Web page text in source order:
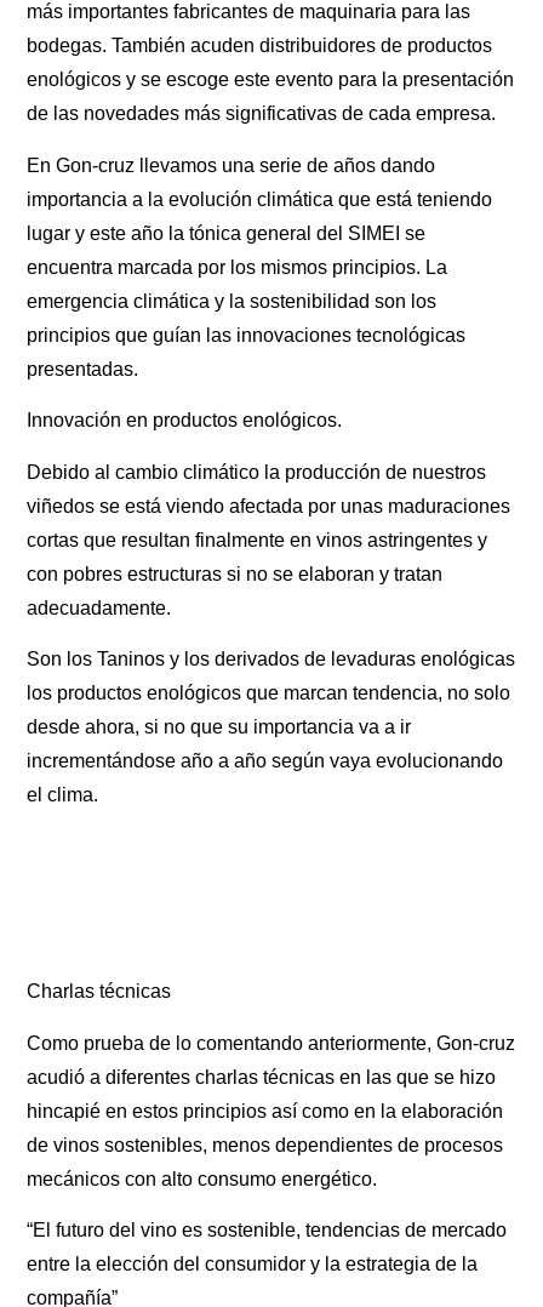
más importantes fabricantes de maquinaria para las
bodegas. También acuden distribuidores de productos
enológicos y se escoge este evento para la presentación
de las novedades más significativas de cada empresa.
En Gon-cruz llevamos una serie de años dando
importancia a la evolución climática que está teniendo
lugar y este año la tónica general del SIMEI se
encuentra marcada por los mismos principios. La
emergencia climática y la sostenibilidad son los
principios que guían las innovaciones tecnológicas
presentadas.
Innovación en productos enológicos.
Debido al cambio climático la producción de nuestros
viñedos se está viendo afectada por unas maduraciones
cortas que resultan finalmente en vinos astringentes y
con pobres estructuras si no se elaboran y tratan
adecuadamente.
Son los Taninos y los derivados de levaduras enológicas
los productos enológicos que marcan tendencia, no solo
desde ahora, si no que su importancia va a ir
incrementándose año a año según vaya evolucionando
el clima.
Charlas técnicas
Como prueba de lo comentando anteriormente, Gon-cruz
acudió a diferentes charlas técnicas en las que se hizo
hincapié en estos principios así como en la elaboración
de vinos sostenibles, menos dependientes de procesos
mecánicos con alto consumo energético.
“El futuro del vino es sostenible, tendencias de mercado
entre la elección del consumidor y la estrategia de la
compañía”